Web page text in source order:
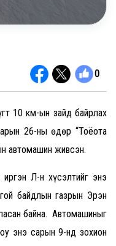
0
10 км-ын зайд байрлах
26-ны өдөр “Тоёота
автомашин живсэн.
иргэн Л-н хүсэлтийг энэ
байдлын газрын Эрэн
байна. Автомашиныг
энэ сарын 9-нд зохион